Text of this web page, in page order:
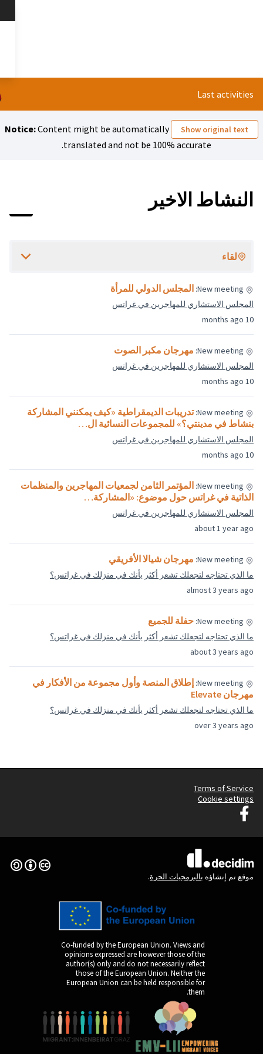
seçiniz
Notice:Content might be
translated and not
غراتس
غراتس
«كيف يمكنني المشاركة
النسائية ال…
غراتس
لجمعيات المهاجرين والمنظمات
«المشاركة…
غراتس
بأنك في منزلك في غراتس؟
بأنك في منزلك في غراتس؟
مجموعة من الأفكار في
بأنك في منزلك في غراتس؟
Graz
Co-funded by the
opinions expressed
author(s) only and do
those of the
European Union can